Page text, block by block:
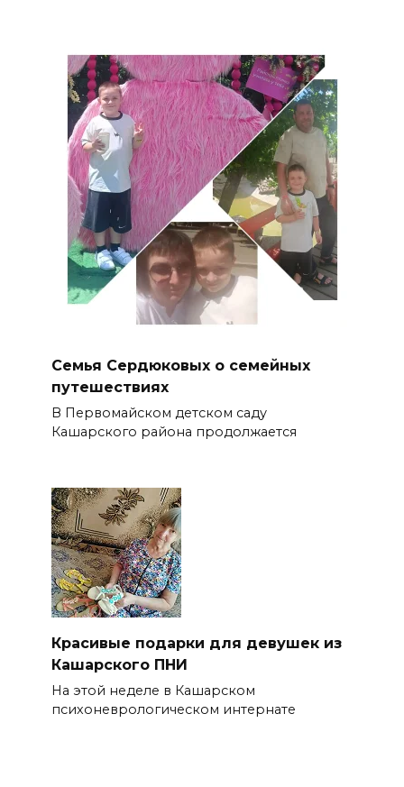
Семья Сердюковых о семейных
путешествиях
В Первомайском детском саду
Кашарского района продолжается
Красивые подарки для девушек из
Кашарского ПНИ
На этой неделе в Кашарском
психоневрологическом интернате